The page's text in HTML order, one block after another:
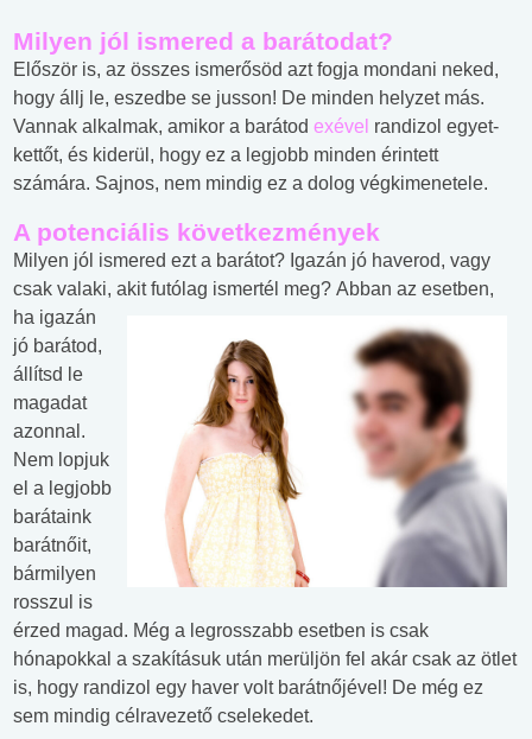
Milyen jól ismered a barátodat?
Először is, az összes ismerősöd azt fogja mondani neked,
hogy állj le, eszedbe se jusson! De minden helyzet más.
Vannak alkalmak, amikor a barátod exével randizol egyet-
kettőt, és kiderül, hogy ez a legjobb minden érintett
számára. Sajnos, nem mindig ez a dolog végkimenetele.
A potenciális következmények
Milyen jól ismered ezt a barátot? Igazán jó haverod, vagy
csak valaki, akit futólag ismertél meg? Abban az esetben,
ha igazán
jó barátod,
állítsd le
magadat
azonnal.
Nem lopjuk
el a legjobb
barátaink
barátnőit,
bármilyen
rosszul is
érzed magad. Még a legrosszabb esetben is csak
hónapokkal a szakításuk után merüljön fel akár csak az ötlet
is, hogy randizol egy haver volt barátnőjével! De még ez
sem mindig célravezető cselekedet.